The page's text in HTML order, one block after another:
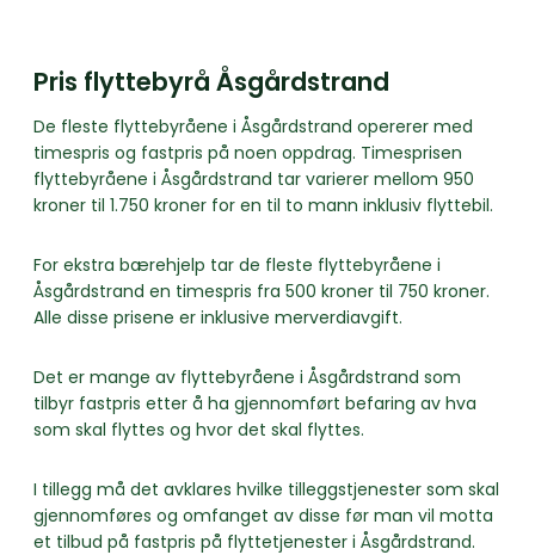
Pris flyttebyrå Åsgårdstrand
De fleste flyttebyråene i Åsgårdstrand opererer med
timespris og fastpris på noen oppdrag. Timesprisen
flyttebyråene i Åsgårdstrand tar varierer mellom 950
kroner til 1.750 kroner for en til to mann inklusiv flyttebil.
For ekstra bærehjelp tar de fleste flyttebyråene i
Åsgårdstrand en timespris fra 500 kroner til 750 kroner.
Alle disse prisene er inklusive merverdiavgift.
Det er mange av flyttebyråene i Åsgårdstrand som
tilbyr fastpris etter å ha gjennomført befaring av hva
som skal flyttes og hvor det skal flyttes.
I tillegg må det avklares hvilke tilleggstjenester som skal
gjennomføres og omfanget av disse før man vil motta
et tilbud på fastpris på flyttetjenester i Åsgårdstrand.